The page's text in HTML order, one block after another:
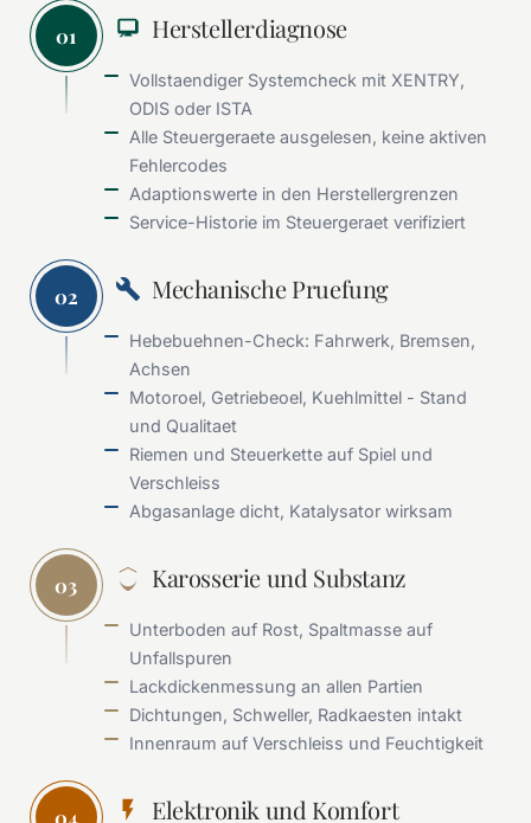
01 Herstellerdiagnose
Vollstaendiger Systemcheck mit XENTRY,
ODIS oder ISTA
Alle Steuergeraete ausgelesen, keine aktiven
Fehlercodes
Adaptionswerte in den Herstellergrenzen
Service-Historie im Steuergeraet verifiziert
02 Mechanische Pruefung
Hebebuehnen-Check: Fahrwerk, Bremsen,
Achsen
Motoroel, Getriebeoel, Kuehlmittel - Stand
und Qualitaet
Riemen und Steuerkette auf Spiel und
Verschleiss
Abgasanlage dicht, Katalysator wirksam
03 Karosserie und Substanz
Unterboden auf Rost, Spaltmasse auf
Unfallspuren
Lackdickenmessung an allen Partien
Dichtungen, Schweller, Radkaesten intakt
Innenraum auf Verschleiss und Feuchtigkeit
04 Elektronik und Komfort